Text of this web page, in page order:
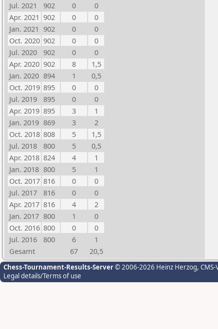
Jul. 2021
902 0
0
Apr. 2021 902 0
0
Jan. 2021 902 0
0
Oct. 2020 902 0
0
Jul. 2020
902 0
0
Apr. 2020 902 8
1,5
Jan. 2020 894 1
0,5
Oct. 2019 895 0
0
Jul. 2019
895 0
0
Apr. 2019 895 3
1
Jan. 2019 869 3
2
Oct. 2018 808 5
1,5
Jul. 2018
800 5
0,5
Apr. 2018 824 4
1
Jan. 2018 800 5
1
Oct. 2017 816 0
0
Jul. 2017
816 0
0
Apr. 2017 816 4
2
Jan. 2017 800 1
0
Oct. 2016 800 0
0
Jul. 2016
800 6
1
Gesamt
67 20,5
Chess-Tournament-Results-Server© 2006-2026 Heinz Herzog,
Legal details/Terms of use